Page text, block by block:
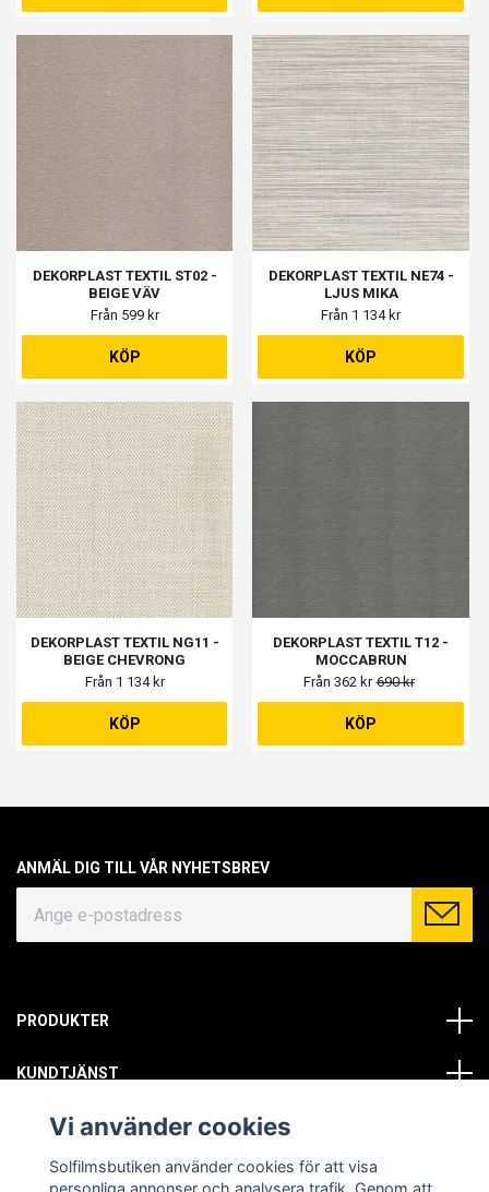
DEKORPLAST TEXTIL ST02 -
BEIGE VÄV
Från 599 kr
KÖP
DEKORPLAST TEXTIL NE74 -
LJUS MIKA
Från 1 134 kr
KÖP
DEKORPLAST TEXTIL NG11 -
BEIGE CHEVRONG
Från 1 134 kr
KÖP
DEKORPLAST TEXTIL T12 -
MOCCABRUN
Från 362 kr 690 kr
KÖP
ANMÄL DIG TILL VÅR NYHETSBREV
PRODUKTER
KUNDTJÄNST
OM OSS
SOCIALA MEDIER
Vi använder cookies
Solfilmsbutiken använder cookies för att visa
personliga annonser och analysera trafik. Genom att